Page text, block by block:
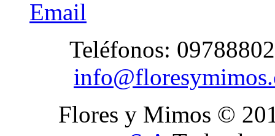
Email
Teléfonos:
Flores y Mimos ©